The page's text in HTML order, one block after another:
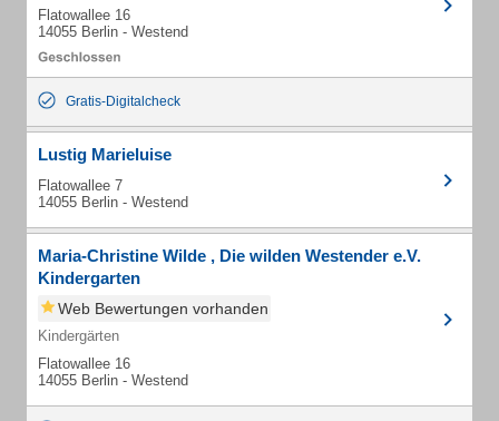
Flatowallee 16
14055 Berlin - Westend
Gratis-Digitalcheck
Lustig Marieluise
Flatowallee 7
14055 Berlin - Westend
Maria-Christine Wilde , Die wilden Westender e.V.
Kindergarten
Web Bewertungen vorhanden
Kindergärten
Flatowallee 16
14055 Berlin - Westend